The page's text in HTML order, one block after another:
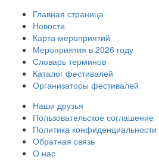
Главная страница
Новости
Карта мероприятий
Мероприятия в 2026 году
Словарь терминов
Каталог фестивалей
Организаторы фестивалей
Наши друзья
Пользовательское соглашение
Политика конфиденциальности
Обратная связь
О нас